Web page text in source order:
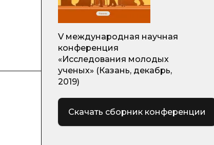
V международная научная
конференция
«Исследования молодых
ученых» (Казань, декабрь,
2019)
Скачать сборник конференции